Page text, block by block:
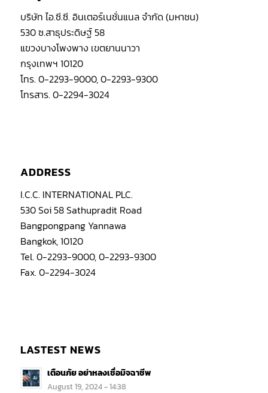
บริษัท ไอ.ซี.ซี. อินเตอร์เนชั่นแนล จำกัด (มหาชน)
530 ซ.สาธุประดิษฐ์ 58
แขวงบางโพงพาง เขตยานนาวา
กรุงเทพฯ 10120
โทร. 0-2293-9000, 0-2293-9300
โทรสาร. 0-2294-3024
ADDRESS
I.C.C. INTERNATIONAL PLC.
530 Soi 58 Sathupradit Road
Bangpongpang Yannawa
Bangkok, 10120
Tel. 0-2293-9000, 0-2293-9300
Fax. 0-2294-3024
LASTEST NEWS
เตือนภัย อย่าหลงเชื่อมิจฉาชีพ
August 19, 2024 - 14:38